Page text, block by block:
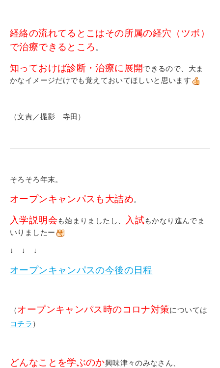
経絡の流れてるとこはその所属の経穴（ツボ）
で治療できるところ 。
知っておけば診断・治療に展開できるので、大ま
かなイメージだけでも覚えておいてほしいと思います
（文責／撮影 寺田）
そろそろ年末。
オープンキャンパスも大詰め。
入学説明会 も始まりましたし、 入試もかなり進んでま
いりましたー
↓ ↓ ↓
オープンキャンパスの今後の日程
（オープンキャンパス時のコロナ対策については
コチラ ）
どんなことを学ぶのか興味津々のみなさん、